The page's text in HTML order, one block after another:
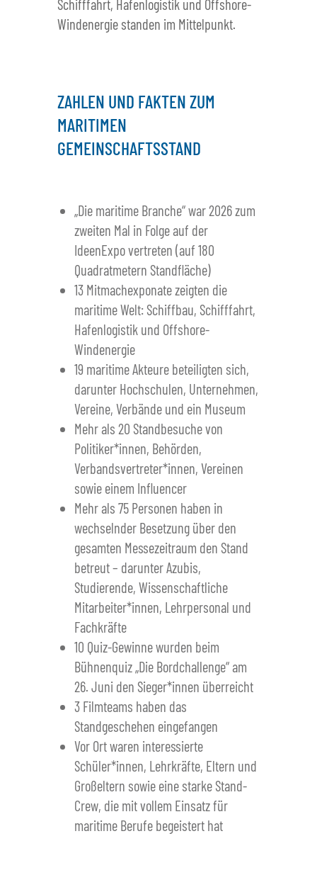
Schifffahrt, Hafenlogistik und Offshore-
Windenergie standen im Mittelpunkt.
ZAHLEN UND FAKTEN ZUM
MARITIMEN
GEMEINSCHAFTSSTAND
„Die maritime Branche“ war 2026 zum
zweiten Mal in Folge auf der
IdeenExpo vertreten (auf 180
Quadratmetern Standfläche)
13 Mitmachexponate zeigten die
maritime Welt: Schiffbau, Schifffahrt,
Hafenlogistik und Offshore-
Windenergie
19 maritime Akteure beteiligten sich,
darunter Hochschulen, Unternehmen,
Vereine, Verbände und ein Museum
Mehr als 20 Standbesuche von
Politiker*innen, Behörden,
Verbandsvertreter*innen, Vereinen
sowie einem Influencer
Mehr als 75 Personen haben in
wechselnder Besetzung über den
gesamten Messezeitraum den Stand
betreut – darunter Azubis,
Studierende, Wissenschaftliche
Mitarbeiter*innen, Lehrpersonal und
Fachkräfte
10 Quiz-Gewinne wurden beim
Bühnenquiz „Die Bordchallenge“ am
26. Juni den Sieger*innen überreicht
3 Filmteams haben das
Standgeschehen eingefangen
Vor Ort waren interessierte
Schüler*innen, Lehrkräfte, Eltern und
Großeltern sowie eine starke Stand-
Crew, die mit vollem Einsatz für
maritime Berufe begeistert hat